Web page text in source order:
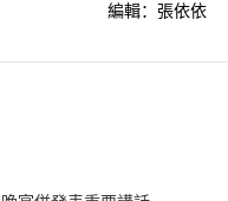
編輯：張依依